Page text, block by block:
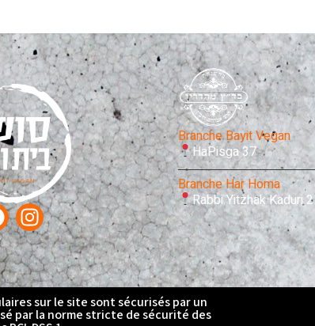
Branche Bayit Vegan
HaPisga 37
Branche Har Homa
Rabbi Yitzhak Kaduri 2
sur le site sont sécurisés par un
par la norme stricte de sécurité des